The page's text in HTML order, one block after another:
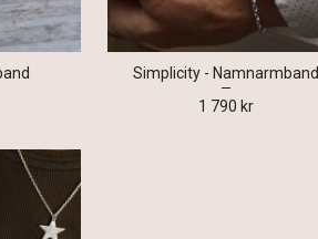
Simplicity - Namnarmband
1 790 kr